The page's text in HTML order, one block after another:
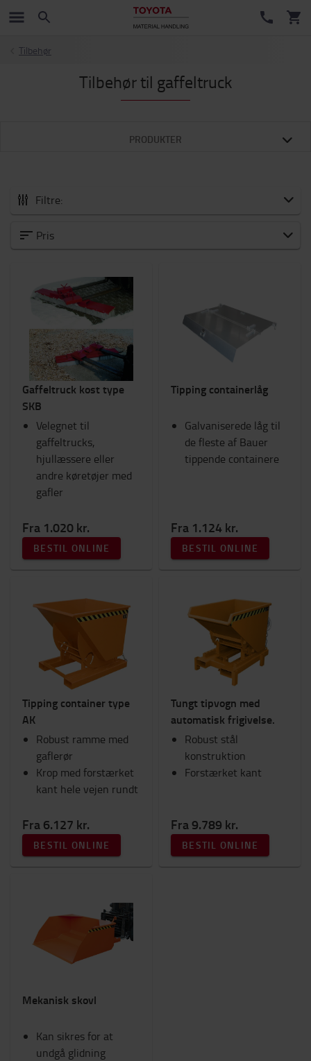
Tilbehør
Tilbehør til gaffeltruck
PRODUKTER
Filtre:
Alle Tilbehør
Vogne og løbehjul
Batteri og elektronik
Vinter
Lygter
Sikkerhed
Fanshop
Kabinetilbehør
Sæder
Arbejdstøj
Gafler og gaffelforlængere
Tilbehør til gaffeltruck
Motortruck (IC)
Arbejdsplads og lager
Kategori
Vippecontainere
Koste
Pris
Gaffeltruck kost type
SKB
Velegnet til
gaffeltrucks,
hjullæssere eller
andre køretøjer med
gafler
Fra 1.020 kr.
BESTIL ONLINE
Tipping containerlåg
Galvaniserede låg til
de fleste af Bauer
tippende containere
Fra 1.124 kr.
BESTIL ONLINE
Tipping container type
AK
Robust ramme med
gaflerør
Krop med forstærket
kant hele vejen rundt
Fra 6.127 kr.
BESTIL ONLINE
Tungt tipvogn med
automatisk frigivelse.
Robust stål
konstruktion
Forstærket kant
Fra 9.789 kr.
BESTIL ONLINE
Mekanisk skovl
Kan sikres for at
undgå glidning